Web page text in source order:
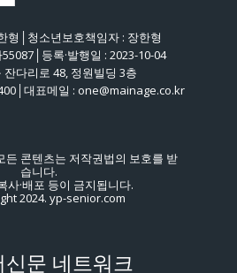
형│청소년보호책임자 : 장한형
등록·발행일 : 2023-10-04
잔다리로 48, 정원빌딩 3층
대표메일 : one@mainage.co.kr
든 콘텐츠는 저작권법의 보호를 받
습니다.
사·배포 등이 금지됩니다.
2024. yp-senior.com
신문 네트워크